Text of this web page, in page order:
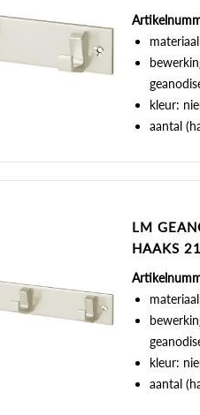
kleur:
aantal
LM
HAAKS
kleur:
aantal